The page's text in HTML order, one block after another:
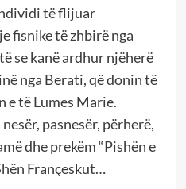
të flijuar
fisnike të zhbirë nga
se kanë ardhur njëherë
nga Berati, që donin të
e të Lumes Marie.
pasnesër, përherë,
dhe prekëm “Pishën e
Françeskut…